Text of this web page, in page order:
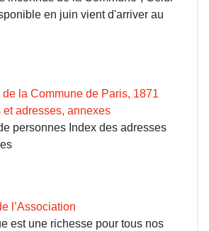
en juin vient d'arriver au
la Commune de Paris, 1871
et adresses, annexes
personnes Index des adresses
l’Association
est une richesse pour tous nos